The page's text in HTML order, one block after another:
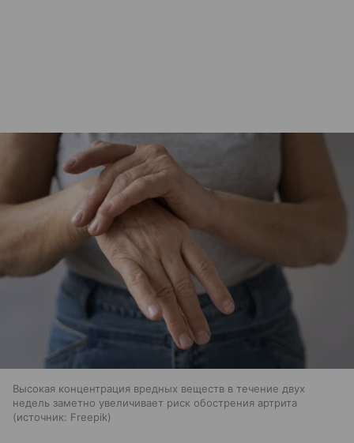
Высокая концентрация вредных веществ в течение двух
недель заметно увеличивает риск обострения артрита
источник: Freepik